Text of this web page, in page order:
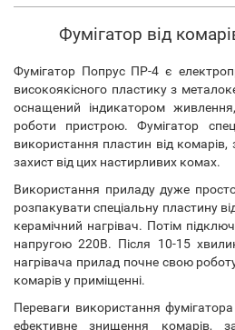
Фумігатор від
Фумігатор Попрус ПР-4 є
високоякісного пластику з
оснащений індикатором
роботи пристрою. Фумігатор
використання пластин від
захист від цих настирливих комах.
Використання приладу дуже
розпакувати спеціальну пластину
керамічний нагрівач. Потім
напругою 220В. Після 10-15
нагрівача прилад почне свою
комарів у приміщенні.
Переваги використання
ефективне знищення комарів,